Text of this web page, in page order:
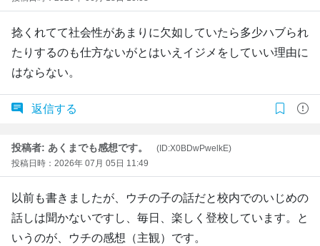
捻くれてて社会性があまりに欠如していたら多少ハブられ
たりするのも仕方ないがとはいえイジメをしていい理由に
はならない。
返信する
投稿者: あくまでも感想です。
(ID:X0BDwPwelkE)
投稿日時：2026年 07月 05日 11:49
以前も書きましたが、ウチの子の話だと校内でのいじめの
話しは聞かないですし、毎日、楽しく登校しています。と
いうのが、ウチの感想（主観）です。